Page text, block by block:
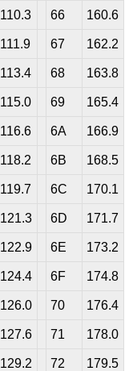
110.3 66 160.6
111.9 67 162.2
113.4 68 163.8
115.0 69 165.4
116.6 6A 166.9
118.2 6B 168.5
119.7 6C 170.1
121.3 6D 171.7
122.9 6E 173.2
124.4 6F 174.8
126.0 70 176.4
127.6 71 178.0
129.2 72 179.5